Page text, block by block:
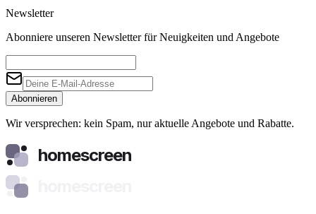
Newsletter
Abonniere unseren Newsletter für Neuigkeiten und Angebote
Abonnieren
Wir versprechen: kein Spam, nur aktuelle Angebote und Rabatte.
homescreen